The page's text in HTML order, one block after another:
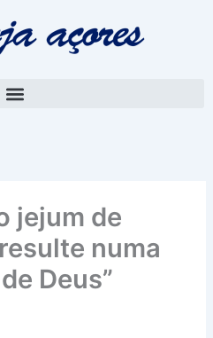
jejum de
numa
Deus”